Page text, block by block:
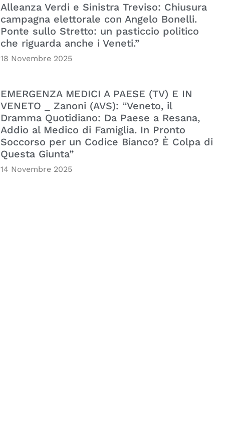
Alleanza Verdi e Sinistra Treviso: Chiusura
campagna elettorale con Angelo Bonelli.
Ponte sullo Stretto: un pasticcio politico
che riguarda anche i Veneti.”
18 Novembre 2025
EMERGENZA MEDICI A PAESE (TV) E IN
VENETO _ Zanoni (AVS): “Veneto, il
Dramma Quotidiano: Da Paese a Resana,
Addio al Medico di Famiglia. In Pronto
Soccorso per un Codice Bianco? È Colpa di
Questa Giunta”
14 Novembre 2025